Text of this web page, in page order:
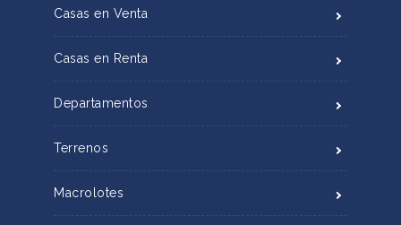
Casas en Venta
Casas en Renta
Departamentos
Terrenos
Macrolotes